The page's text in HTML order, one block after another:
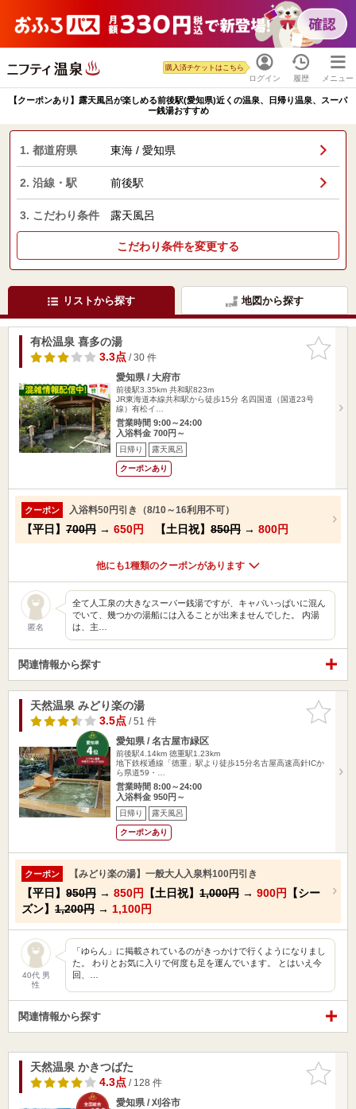
ログイン
購入済チケットはこちら
履歴 メニュー
【クーポンあり】露天風呂が楽しめる前後駅(愛知県)近くの温泉、日帰り温泉、スーパ
ー銭湯おすすめ
1. 都道府県 東海 / 愛知県
2. 沿線・駅 前後駅
3. こだわり条件 露天風呂
こだわり条件を変更する
リストから探す 地図から探す
お気に入
りに追加
有松温泉 喜多の湯
3.3点/ 30 件
愛知県 / 大府市
前後駅3.35km 共和駅823m
JR東海道本線共和駅から徒歩15分 名四国道（国道23号
線）有松イ…
営業時間 9:00～24:00
入浴料金 700円～
日帰り 露天風呂
クーポンあり
クーポン 入浴料50円引き（8/10～16利用不可）
【平日】 700円 → 650円 【土日祝】 850円 → 800円
他にも1種類のクーポンがあります
匿名
全て人工泉の大きなスーパー銭湯ですが、キャパいっぱいに混ん
でいて、幾つかの湯船には入ることが出来ませんでした。 内湯
は、主…
関連情報から探す
お気に入
りに追加
天然温泉 みどり楽の湯
3.5点/ 51 件
愛知県 / 名古屋市緑区
前後駅4.14km 徳重駅1.23km
地下鉄桜通線「徳重」駅より徒歩15分名古屋高速高針ICか
ら県道59・…
営業時間 8:00～24:00
入浴料金 950円～
日帰り 露天風呂
クーポンあり
クーポン 【みどり楽の湯】一般大人入泉料100円引き
【平日】 950円 → 850円 【土日祝】 1,000円 → 900円
【シー
ズン】 1,200円 → 1,100円
40代 男
性
「ゆらん」に掲載されているのがきっかけで行くようになりまし
た。 わりとお気に入りで何度も足を運んでいます。 とはいえ今
回、…
関連情報から探す
お気に入
りに追加
天然温泉 かきつばた
4.3点/ 128 件
愛知県 / 刈谷市